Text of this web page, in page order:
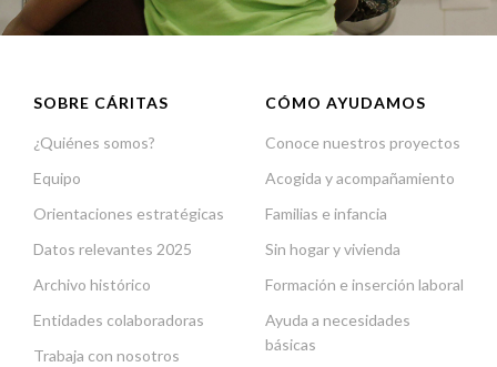
SOBRE CÁRITAS
¿Quiénes somos?
Equipo
Orientaciones estratégicas
Datos relevantes 2025
Archivo histórico
Entidades colaboradoras
Trabaja con nosotros
CÓMO AYUDAMOS
Conoce nuestros proyectos
Acogida y acompañamiento
Familias e infancia
Sin hogar y vivienda
Formación e inserción laboral
Ayuda a necesidades
básicas